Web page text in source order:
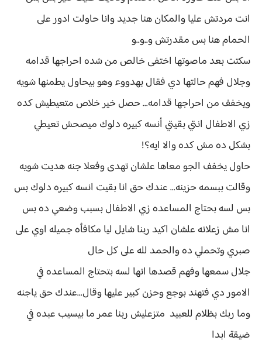
انت مردتش عليا والمكان هنا جديد وانا حاولت ادور على
الحمام هنا بس مقدرتش و..و..و
سكتت بعد ماصوتها اختفى خالص من شده احراجها قدامه
وجلال فهم حالتها دي فقال بهدووء وهو بيحاول يطمنها شويه
ويخفف من احراجها قدامه... حصل خير خلاص متعيطيش كده
زي الاطفال انتي بقيتي أنسه كبيره دلوك ميصحش تعيطي
بشكل ده مش كده والا ايه؟!
حاول يخفف الجو معاها علشان تهدى وفعلا جنه هديت شويه
وقالت ببسمه حزينه... عندك حق انا بقيت انسه كبيره دلوك بس
بس لسه بحتاج المساعده زي الاطفال بسبب وضعي ده بس
انا مش زعلانه علشان اكيد ربنا شايل ليا مكافأه جميله اوي على
صبري وتحملي ده والحمد لله على كل حال
جلال سمعها وفهم قصدها انها لسه بتحتاج المساعده في
الامور دي فتهند بوجع وحزن كبير عليها وقال...عندك حق ياجنه
وما ربك بظلام للعبيد متزعليش ربنا عمر ما بيسيب عبده في
ضيقة ابدا